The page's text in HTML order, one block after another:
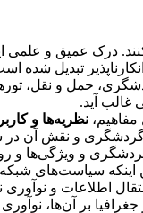
درک عمیق و علمی
تبدیل شده
حمل و نقل،
غالب آید.
نظریه‌ها و
و نقش آن در
و ویژگی‌ها
اینکه سیاست‌های
اطلاعات و نوآوری
بر آن‌ها،